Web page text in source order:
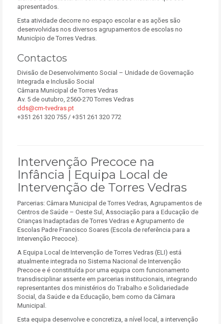
apresentados.
Esta atividade decorre no espaço escolar e as ações são
desenvolvidas nos diversos agrupamentos de escolas no
Município de Torres Vedras.
Contactos
Divisão de Desenvolvimento Social – Unidade de Governação
Integrada e Inclusão Social
Câmara Municipal de Torres Vedras
Av. 5 de outubro, 2560-270 Torres Vedras
dds@cm-tvedras.pt
+351 261 320 755 / +351 261 320 772
Intervenção Precoce na
Infância | Equipa Local de
Intervenção de Torres Vedras
Parcerias: Câmara Municipal de Torres Vedras, Agrupamentos de
Centros de Saúde – Oeste Sul, Associação para a Educação de
Crianças Inadaptadas de Torres Vedras e Agrupamento de
Escolas Padre Francisco Soares (Escola de referência para a
Intervenção Precoce).
A Equipa Local de Intervenção de Torres Vedras (ELI) está
atualmente integrada no Sistema Nacional de Intervenção
Precoce e é constituída por uma equipa com funcionamento
transdisciplinar assente em parcerias institucionais, integrando
representantes dos ministérios do Trabalho e Solidariedade
Social, da Saúde e da Educação, bem como da Câmara
Municipal.
Esta equipa desenvolve e concretiza, a nível local, a intervenção